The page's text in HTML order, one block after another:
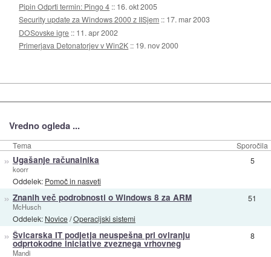
Pipin Odprti termin: Pingo 4 :: 16. okt 2005
Security update za Windows 2000 z IISjem :: 17. mar 2003
DOSovske igre :: 11. apr 2002
Primerjava Detonatorjev v Win2K :: 19. nov 2000
Vredno ogleda ...
Tema Sporočila
» Ugašanje računalnika
koorr
Oddelek: Pomoč in nasveti
5
» Znanih več podrobnosti o Windows 8 za ARM
McHusch
Oddelek: Novice/Operacijski sistemi
51
» Švicarska IT podjetja neuspešna pri oviranju
odprtokodne iniciative zveznega vrhovneg
Mandi
8